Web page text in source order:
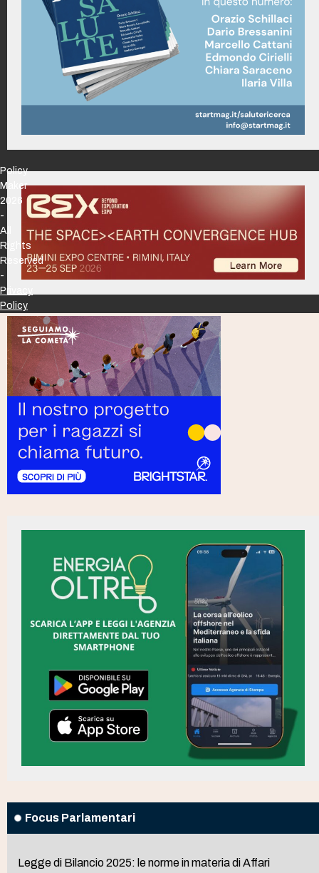
Focus Parlamentari
Legge di Bilancio 2025: le norme in materia di Affari
Policy
Maker
2026
-
All
Rights
Reserved
-
Privacy
Policy